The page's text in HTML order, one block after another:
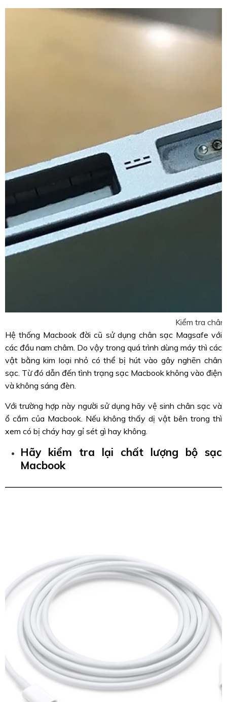
Kiểm tra
Hệ thống Macbook đời cũ sử dụng chân sạc Magsafe với
các đầu nam châm. Do vậy trong quá trình dùng máy thì các
vật bằng kim loại nhỏ có thể bị hút vào gây nghẽn chân
sạc. Từ đó dẫn đến tình trạng sạc Macbook không vào điện
và không sáng đèn.
Với trường hợp này người sử dụng hãy vệ sinh chân sạc và
ổ cắm của Macbook. Nếu không thấy dị vật bên trong thì
xem có bị cháy hay gỉ sét gì hay không.
Hãy kiểm tra lại chất lượng bộ sạc
Macbook